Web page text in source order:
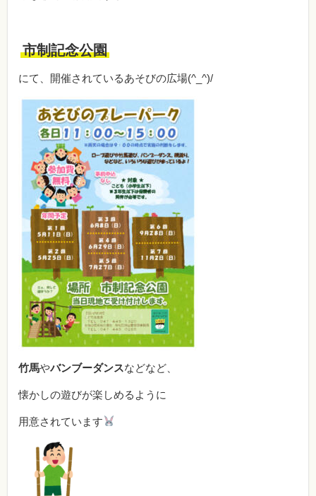
市制記念公園
にて、開催されているあそびの広場(^_^)/
竹馬やバンブーダンスなどなど、
懐かしの遊びが楽しめるように
用意されています